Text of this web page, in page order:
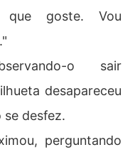
goste. Vou
o sair
desapareceu
desfez.
perguntando